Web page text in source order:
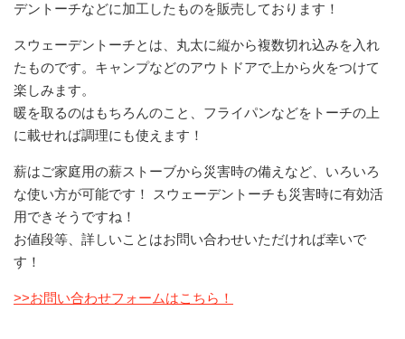
デントーチなどに加工したものを販売しております！
スウェーデントーチとは、丸太に縦から複数切れ込みを入れ
たものです。キャンプなどのアウトドアで上から火をつけて
楽しみます。
暖を取るのはもちろんのこと、フライパンなどをトーチの上
に載せれば調理にも使えます！
薪はご家庭用の薪ストーブから災害時の備えなど、いろいろ
な使い方が可能です！ スウェーデントーチも災害時に有効活
用できそうですね！
お値段等、詳しいことはお問い合わせいただければ幸いで
す！
>>お問い合わせフォームはこちら！